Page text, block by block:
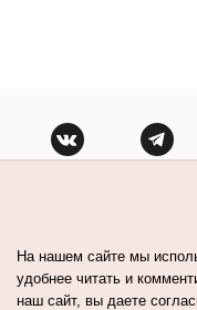
Пользовательское
Политика обработки
На нашем сайте мы
удобнее читать и
наш сайт, вы даете